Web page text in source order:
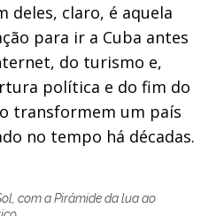
deles, claro, é aquela
para ir a Cuba antes
do turismo e,
política e do fim do
transformem um país
no tempo há décadas.
com a Pirâmide da lua ao